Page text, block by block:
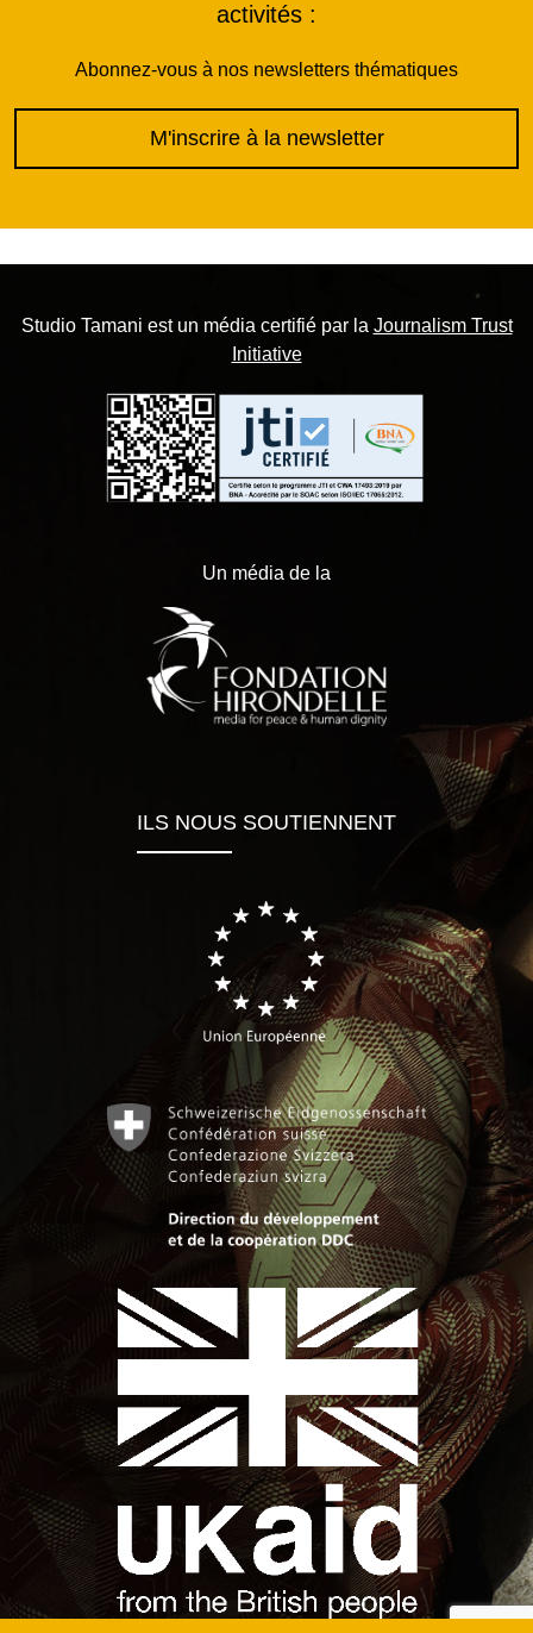
activités :
Abonnez-vous à nos newsletters thématiques
M'inscrire à la newsletter
Studio Tamani est un média certifié par la Journalism Trust
Initiative
Un média de la
ILS NOUS SOUTIENNENT